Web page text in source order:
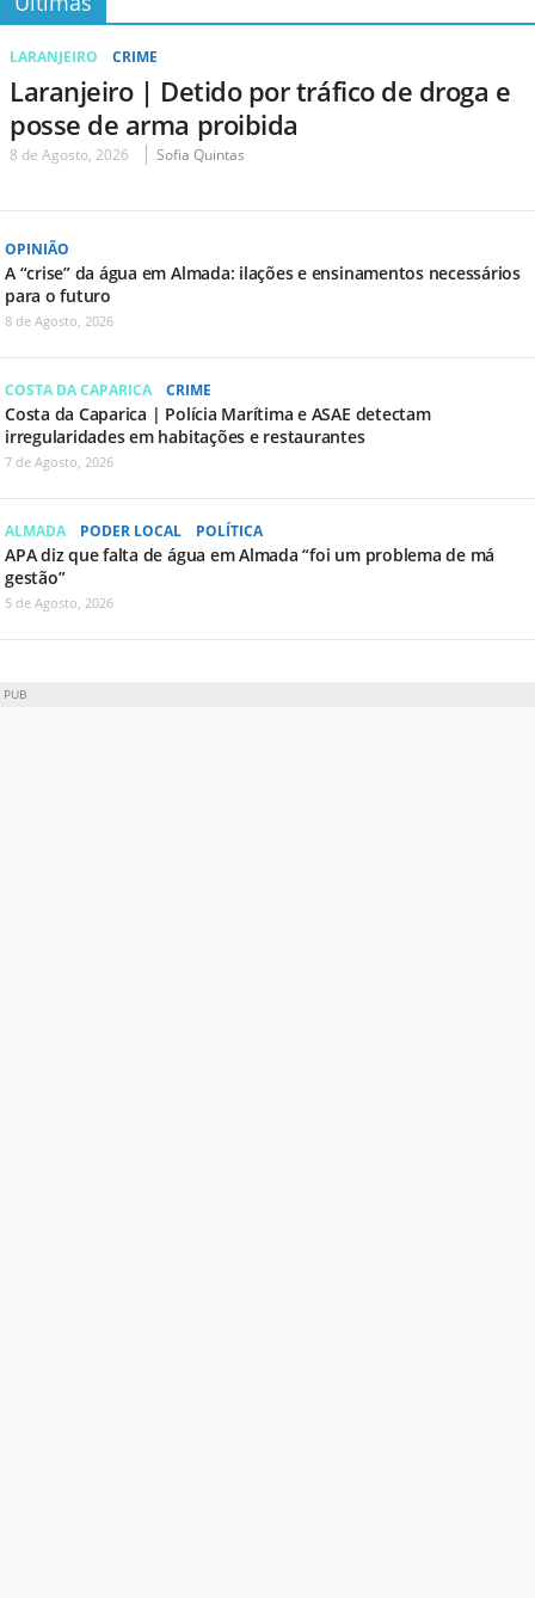
LARANJEIRO CRIME
Laranjeiro | Detido por tráfico de droga e
posse de arma proibida
8 de Agosto, 2026 Sofia Quintas
OPINIÃO
A “crise” da água em Almada: ilações e ensinamentos necessários
para o futuro
8 de Agosto, 2026
COSTA DA CAPARICA CRIME
Costa da Caparica | Polícia Marítima e ASAE detectam
irregularidades em habitações e restaurantes
7 de Agosto, 2026
ALMADA PODER LOCAL POLÍTICA
APA diz que falta de água em Almada “foi um problema de má
gestão”
5 de Agosto, 2026
PUB